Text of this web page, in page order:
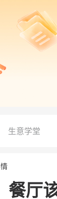
生意学堂
厅
母婴